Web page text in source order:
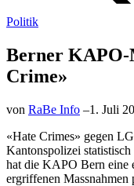
Politik
Berner KAPO-
Crime»
von RaBe Info –1. Juli
«Hate Crimes» gegen
Kantonspolizei
hat die KAPO Bern eine
ergriffenen Massnahmen